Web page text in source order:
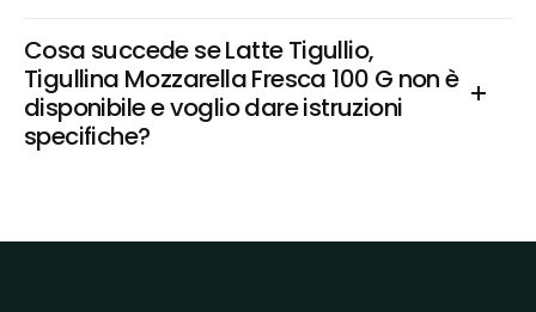
Cosa succede se Latte Tigullio,
Tigullina Mozzarella Fresca 100 G non è
disponibile e voglio dare istruzioni
specifiche?